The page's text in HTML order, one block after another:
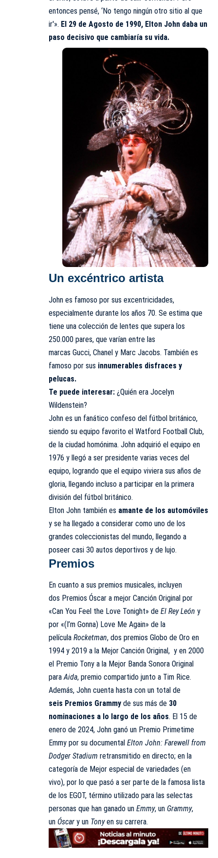
entonces pensé, ‘No tengo ningún otro sitio al que
ir'». El 29 de Agosto de 1990, Elton John daba un
paso decisivo que cambiaría su vida.
Un excéntrico artista
John es famoso por sus excentricidades,
especialmente durante los años 70. Se estima que
tiene una colección de lentes que supera los
250.000 pares, que varían entre las
marcas Gucci, Chanel y Marc Jacobs. También es
famoso por sus innumerables disfraces y
pelucas.
Te puede interesar: ¿Quién era Jocelyn
Wildenstein?
John es un fanático confeso del fútbol británico,
siendo su equipo favorito el Watford Football Club,
de la ciudad homónima. John adquirió el equipo en
1976 y llegó a ser presidente varias veces del
equipo, logrando que el equipo viviera sus años de
gloria, llegando incluso a participar en la primera
división del fútbol británico.
Elton John también es amante de los automóviles
y se ha llegado a considerar como uno de los
grandes coleccionistas del mundo, llegando a
poseer casi 30 autos deportivos y de lujo.
Premios
En cuanto a sus premios musicales, incluyen
dos Premios Óscar a mejor Canción Original por
«Can You Feel the Love Tonight» de El Rey León y
por «(I’m Gonna) Love Me Again» de la
película Rocketman, dos premios Globo de Oro en
1994 y 2019 a la Mejor Canción Original, ​ y en 2000
el Premio Tony a la Mejor Banda Sonora Original
paraAida, premio compartido junto a Tim Rice.
Además, John cuenta hasta con un total de
seis Premios Grammy de sus más de 30
nominaciones a lo largo de los años.​ El 15 de
enero de 2024, John ganó un Premio Primetime
Emmy por su documental Elton John: Farewell from
Dodger Stadium retransmitido en directo; en la
categoría de Mejor especial de variedades (en
vivo), por lo que pasó a ser parte de la famosa lista
de los EGOT, término utilizado para las selectas
personas que han ganado un Emmy, un Grammy,
un Óscar y un Tonyen su carrera.​